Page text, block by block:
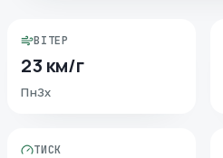
ВІТЕР
23 км/г
ПнЗх
ТИСК